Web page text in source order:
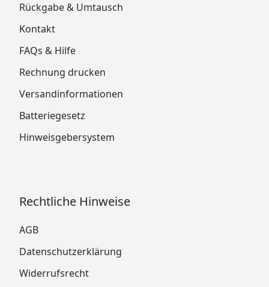
Rückgabe & Umtausch
Kontakt
FAQs & Hilfe
Rechnung drucken
Versandinformationen
Batteriegesetz
Hinweisgebersystem
Rechtliche Hinweise
AGB
Datenschutzerklärung
Widerrufsrecht